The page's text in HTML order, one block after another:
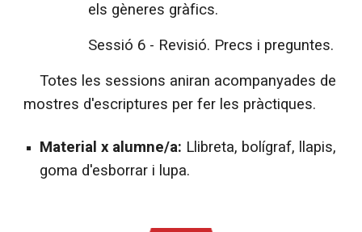
els gèneres gràfics.
Sessió 6 - Revisió. Precs i preguntes.
Totes les sessions aniran acompanyades de
mostres d'escriptures per fer les pràctiques.
Material x alumne/a: Llibreta, bolígraf, llapis,
goma d'esborrar i lupa.